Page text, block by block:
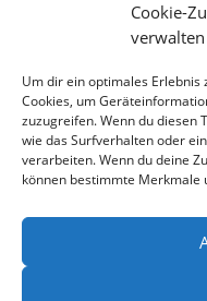
Cookie-
verwalten
Um dir ein optimales Erlebnis
Cookies, um
zuzugreifen. Wenn du diesen
wie das Surfverhalten oder
verarbeiten. Wenn du deine
können bestimmte Merkmale
übertragender
Stahl- und
Gläubiger
Duisburger Wein-
Es sind keine